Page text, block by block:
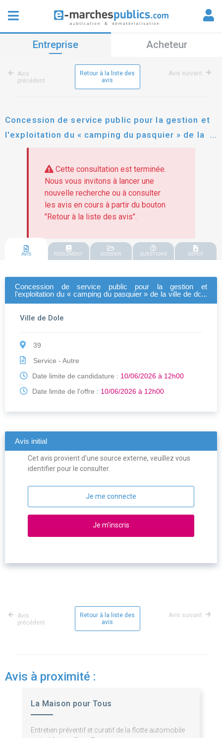
Entreprise Acheteur
Avis
précédent
Retour à la liste des
avis
Avis suivant
Concession de service public pour la gestion et
l'exploitation du « camping du pasquier » de la
ville de dole (relance)
Cette consultation est terminée.
Nous vous invitons à lancer une
nouvelle recherche ou à consulter
les avis en cours à partir du bouton
"Retour à la liste des avis".
AVIS REGLEMENT DOSSIER QUESTIONS DEPOT
Concession de service public pour la gestion et
l'exploitation du « camping du pasquier » de la ville de dole
Ville de Dole
39
Service - Autre
Date limite de candidature : 10/06/2026 à 12h00
Date limite de l'offre : 10/06/2026 à 12h00
Avis initial
Cet avis provient d'une source externe, veuillez vous
identifier pour le consulter.
Je me connecte
Je m'inscris
Avis
précédent
Retour à la liste des
avis
Avis suivant
Avis à proximité :
La Maison pour Tous
Entretien préventif et curatif de la flotte automobile